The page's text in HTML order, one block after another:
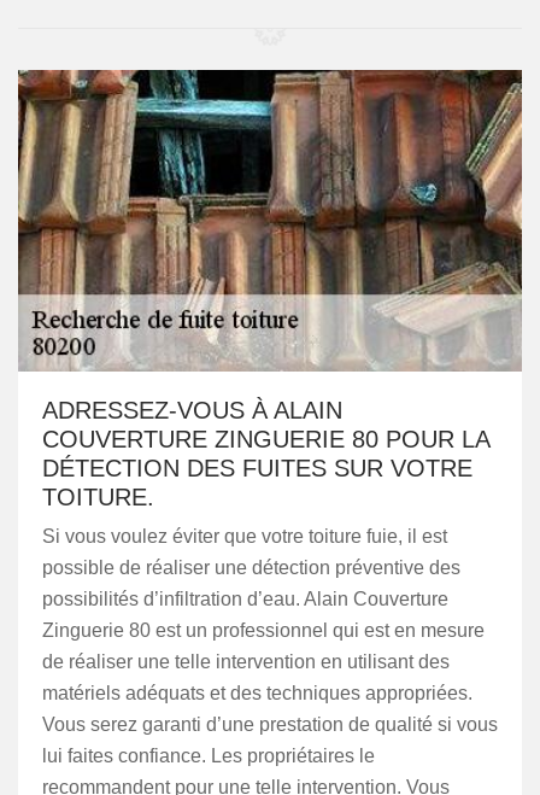
ADRESSEZ-VOUS À ALAIN
COUVERTURE ZINGUERIE 80 POUR LA
DÉTECTION DES FUITES SUR VOTRE
TOITURE.
Si vous voulez éviter que votre toiture fuie, il est
possible de réaliser une détection préventive des
possibilités d’infiltration d’eau. Alain Couverture
Zinguerie 80 est un professionnel qui est en mesure
de réaliser une telle intervention en utilisant des
matériels adéquats et des techniques appropriées.
Vous serez garanti d’une prestation de qualité si vous
lui faites confiance. Les propriétaires le
recommandent pour une telle intervention. Vous